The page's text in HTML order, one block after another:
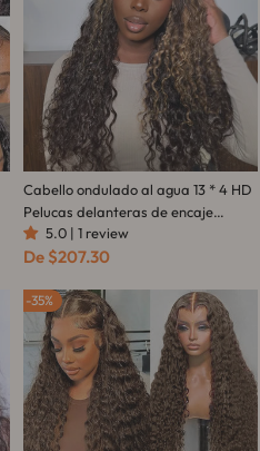
Cabello ondulado al agua 13 * 4 HD
Pelucas delanteras de encaje
Peluca de encaje transparente sin
cola Línea de cabello desplumada-
5.0 | 1 review
De $207.30
35%